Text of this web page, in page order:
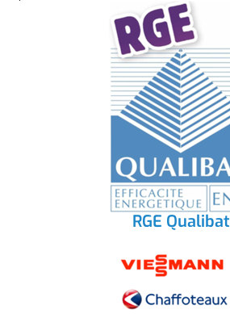
RGE Qualibat